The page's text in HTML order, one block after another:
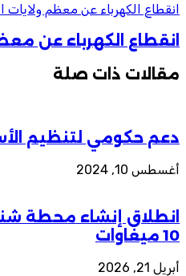
انقطاع الكهرباء عن معظم ولايات
انقطاع الكهرباء عن
مقالات ذات صلة
دعم حكومي لتنظيم
أغسطس 10, 2024
انطلاق إنشاء محطة
10 ميغاوات
أبريل 21, 2026